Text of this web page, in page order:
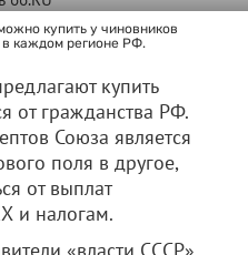
купить у чиновников
в каждом регионе РФ.
купить
от гражданства РФ.
Союза является
поля в другое,
от выплат
и налогам.